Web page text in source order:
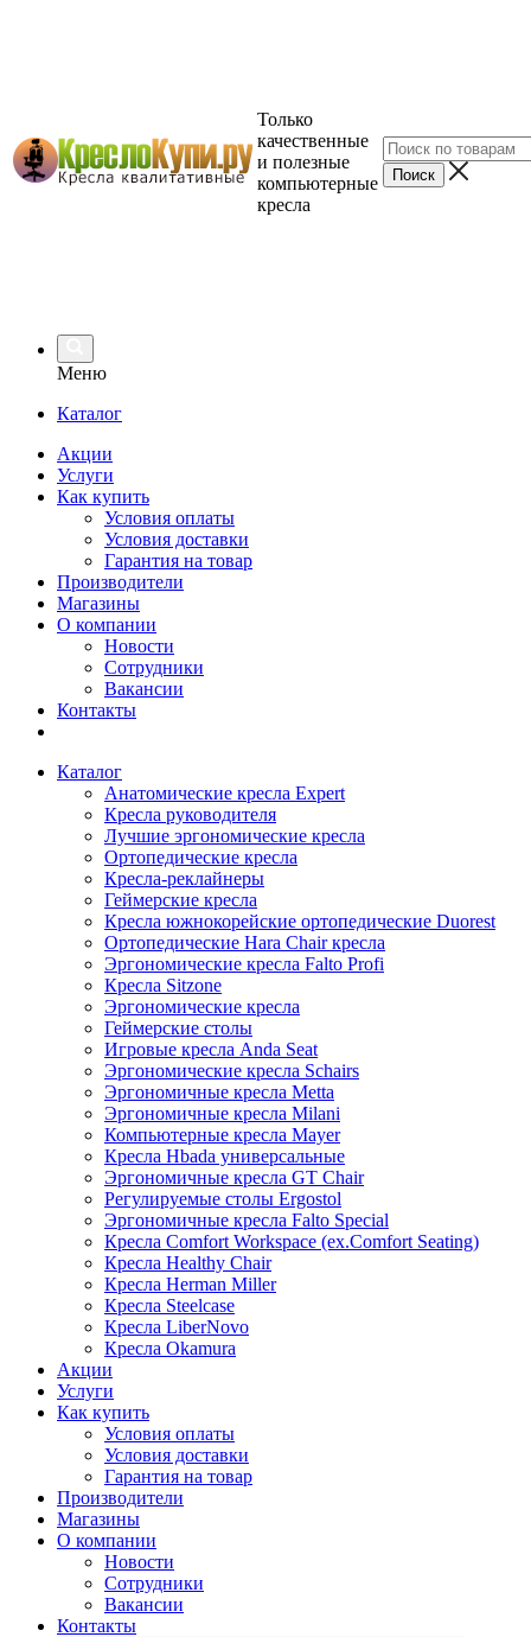
Только
качественные
и полезные
компьютерные
кресла
Меню
Каталог
Акции
Услуги
Как купить
Условия оплаты
Условия доставки
Гарантия на товар
Производители
Магазины
О компании
Новости
Сотрудники
Вакансии
Контакты
Каталог
Анатомические кресла Expert
Кресла руководителя
Лучшие эргономические кресла
Ортопедические кресла
Кресла-реклайнеры
Геймерские кресла
Кресла южнокорейские ортопедические Duorest
Ортопедические Hara Chair кресла
Эргономические кресла Falto Profi
Кресла Sitzone
Эргономические кресла
Геймерские столы
Игровые кресла Anda Seat
Эргономические кресла Schairs
Эргономичные кресла Metta
Эргономичные кресла Milani
Компьютерные кресла Mayer
Кресла Hbada универсальные
Эргономичные кресла GT Chair
Регулируемые столы Ergostol
Эргономичные кресла Falto Special
Кресла Comfort Workspace (ex.Comfort Seating)
Кресла Healthy Chair
Кресла Herman Miller
Кресла Steelcase
Кресла LiberNovo
Кресла Okamura
Акции
Услуги
Как купить
Условия оплаты
Условия доставки
Гарантия на товар
Производители
Магазины
О компании
Новости
Сотрудники
Вакансии
Контакты